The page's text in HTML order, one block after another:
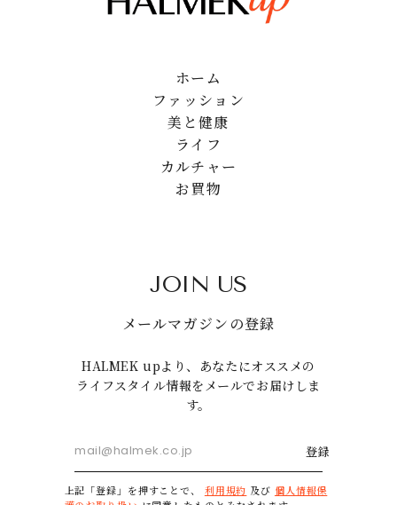
ホーム
ファッション
美と健康
ライフ
カルチャー
お買物
JOIN US
メールマガジンの登録
HALMEK upより、あなたにオススメの
ライフスタイル情報をメールでお届けしま
す。
登録
上記「登録」を押すことで、 利用規約 及び 個人情報保